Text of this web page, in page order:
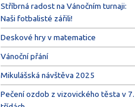
Stříbrná radost na Vánočním turnaji:
Naši fotbalisté zářili!
Deskové hry v matematice
Vánoční přání
Mikulášská návštěva 2025
Pečení ozdob z vizovického těsta v 7.